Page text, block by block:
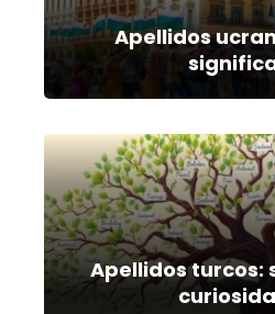
Apellidos
Apellidos turcos: